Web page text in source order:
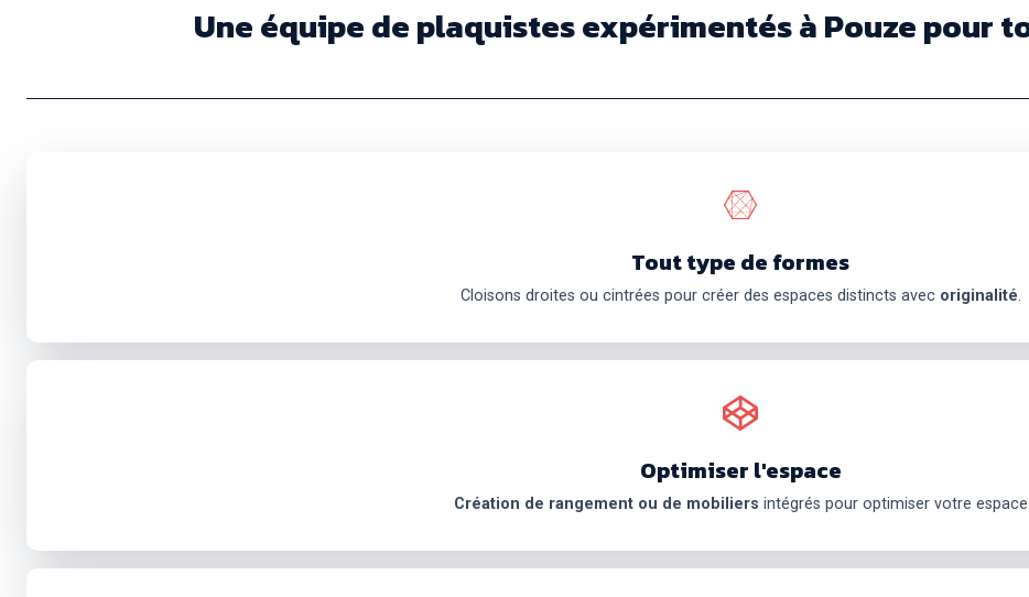
Une équipe de plaquistes expérimentés à Pouze pour
Tout type de formes
Cloisons droites ou cintrées pour créer des espaces distincts avec originalité.
Optimiser l'espace
Création de rangement ou de mobiliers intégrés pour optimiser votre espace